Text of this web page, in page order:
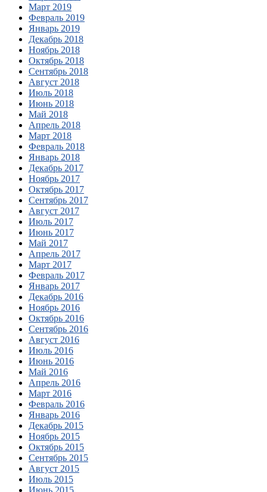
Март 2019
Февраль 2019
Январь 2019
Декабрь 2018
Ноябрь 2018
Октябрь 2018
Сентябрь 2018
Август 2018
Июль 2018
Июнь 2018
Май 2018
Апрель 2018
Март 2018
Февраль 2018
Январь 2018
Декабрь 2017
Ноябрь 2017
Октябрь 2017
Сентябрь 2017
Август 2017
Июль 2017
Июнь 2017
Май 2017
Апрель 2017
Март 2017
Февраль 2017
Январь 2017
Декабрь 2016
Ноябрь 2016
Октябрь 2016
Сентябрь 2016
Август 2016
Июль 2016
Июнь 2016
Май 2016
Апрель 2016
Март 2016
Февраль 2016
Январь 2016
Декабрь 2015
Ноябрь 2015
Октябрь 2015
Сентябрь 2015
Август 2015
Июль 2015